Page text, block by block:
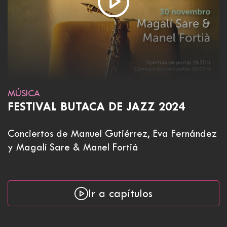
MÚSICA
FESTIVAL BUTACA DE JAZZ 2024
Conciertos de Manuel Gutiérrez, Eva Fernández
y Magalí Sare & Manel Fortiá
Ir a capítulos